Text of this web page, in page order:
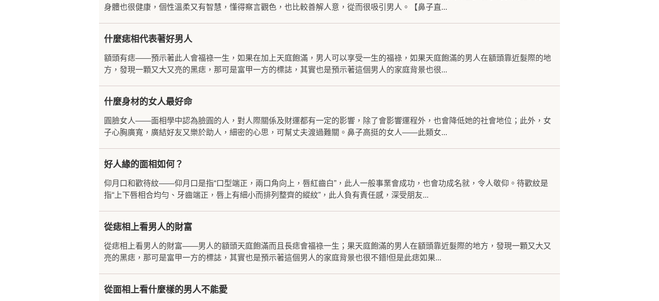
身體也很健康，個性溫柔又有智慧，懂得察言觀色，也比較善解人意，從而很吸引男人。【鼻子直...
什麼痣相代表著好男人
額頭有痣——預示著此人會福祿一生，如果在加上天庭飽滿，男人可以享受一生的福祿，如果天庭飽滿的男人在額頭靠近髮際的地
方，發現一顆又大又亮的黑痣，那可是富甲一方的標誌，其實也是預示著這個男人的家庭背景也很...
什麼身材的女人最好命
圓臉女人——面相學中認為臉圓的人，對人際關係及財運都有一定的影響，除了會影響運程外，也會降低她的社會地位；此外，女
子心胸廣寬，廣結好友又樂於助人，細密的心思，可幫丈夫渡過難關。鼻子高挺的女人——此類女...
好人緣的面相如何？
仰月口和歡待紋——仰月口是指“口型端正，兩口角向上，唇紅齒白”，此人一般事業會成功，也會功成名就，令人敬仰。待歡紋是
指“上下唇相合均勻、牙齒端正，唇上有細小而排列整齊的縱紋”，此人負有責任感，深受朋友...
從痣相上看男人的財富
從痣相上看男人的財富——男人的額頭天庭飽滿而且長痣會福祿一生；果天庭飽滿的男人在額頭靠近髮際的地方，發現一顆又大又
亮的黑痣，那可是富甲一方的標誌，其實也是預示著這個男人的家庭背景也很不錯!但是此痣如果...
從面相上看什麼樣的男人不能愛